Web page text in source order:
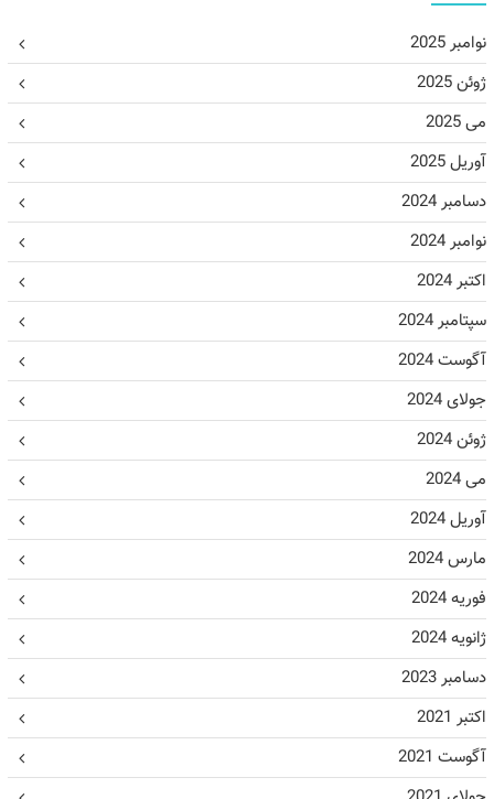
نوامبر 2025
ژوئن 2025
می 2025
آوریل 2025
دسامبر 2024
نوامبر 2024
اکتبر 2024
سپتامبر 2024
آگوست 2024
جولای 2024
ژوئن 2024
می 2024
آوریل 2024
مارس 2024
فوریه 2024
ژانویه 2024
دسامبر 2023
اکتبر 2021
آگوست 2021